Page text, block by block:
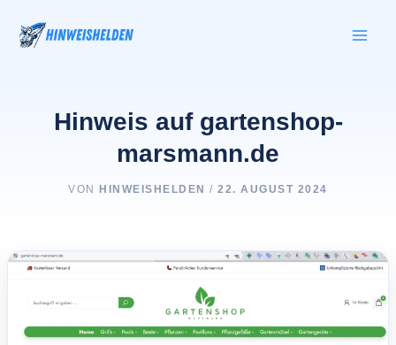
Inhalt
springen
Hinweis auf gartenshop-
marsmann.de
VON HINWEISHELDEN/22. AUGUST 2024